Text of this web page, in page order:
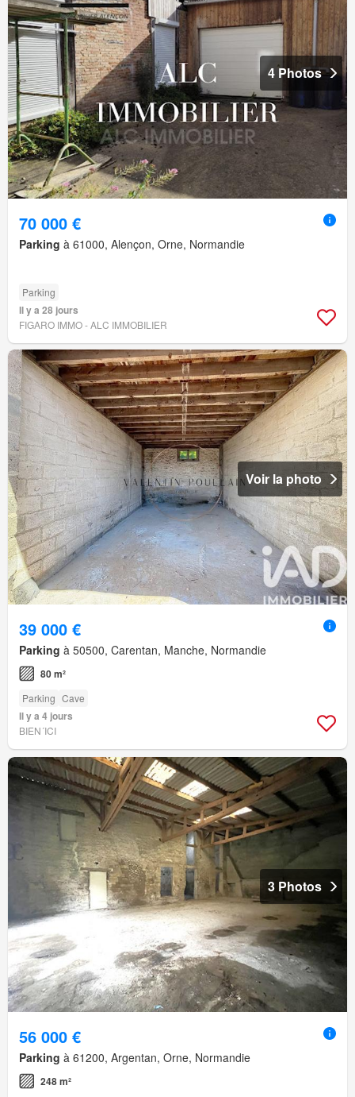
4 Photos
70 000 €
Parking à 61000, Alençon, Orne, Normandie
Parking
Il y a 28 jours
FIGARO IMMO - ALC IMMOBILIER
Voir la photo
39 000 €
Parking à 50500, Carentan, Manche, Normandie
80 m²
Parking Cave
Il y a 4 jours
BIEN´ICI
3 Photos
56 000 €
Parking à 61200, Argentan, Orne, Normandie
248 m²